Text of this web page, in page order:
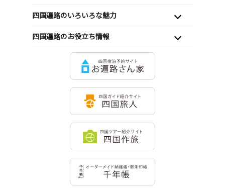
四国遍路のいろいろな魅力
四国遍路のお役立ち情報